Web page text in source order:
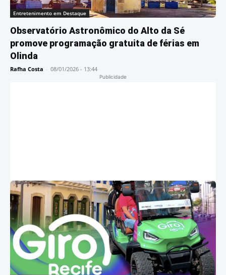
Entretenimento em Destaque
Observatório Astronômico do Alto da Sé
promove programação gratuita de férias em
Olinda
Rafha Costa - 08/01/2026 - 13:44
Publicidade